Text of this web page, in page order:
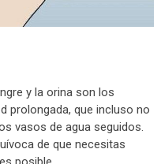
y la orina son los
prolongada, que incluso no
vasos de agua seguidos.
de que necesitas